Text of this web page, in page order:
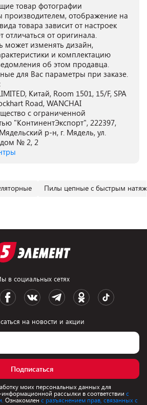
товар фотографии
производителем, отображение на
товара зависит от настроек
отличаться от оригинала.
может изменять дизайн,
и комплектацию
об этом продавца.
для Вас параметры при заказе.
Китай, Room 1501, 15/F, SPA
Road, WANCHAI
с ограниченной
"КонтинентЭкспорт", 222397,
р-н, г. Мядель, ул.
№ 2, 2
Пилы цепные с быстрым
в социальных сетях
на новости и акции
Подписаться
моих персональных данных для
рассылки в соответствии с
Ознакомлен с разъяснением прав, связанных с